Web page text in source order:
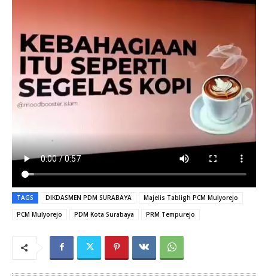
TAGS DIKDASMEN PDM SURABAYA
Majelis Tabligh PCM Mulyorejo
PCM Mulyorejo
PDM Kota Surabaya PRM Tempurejo